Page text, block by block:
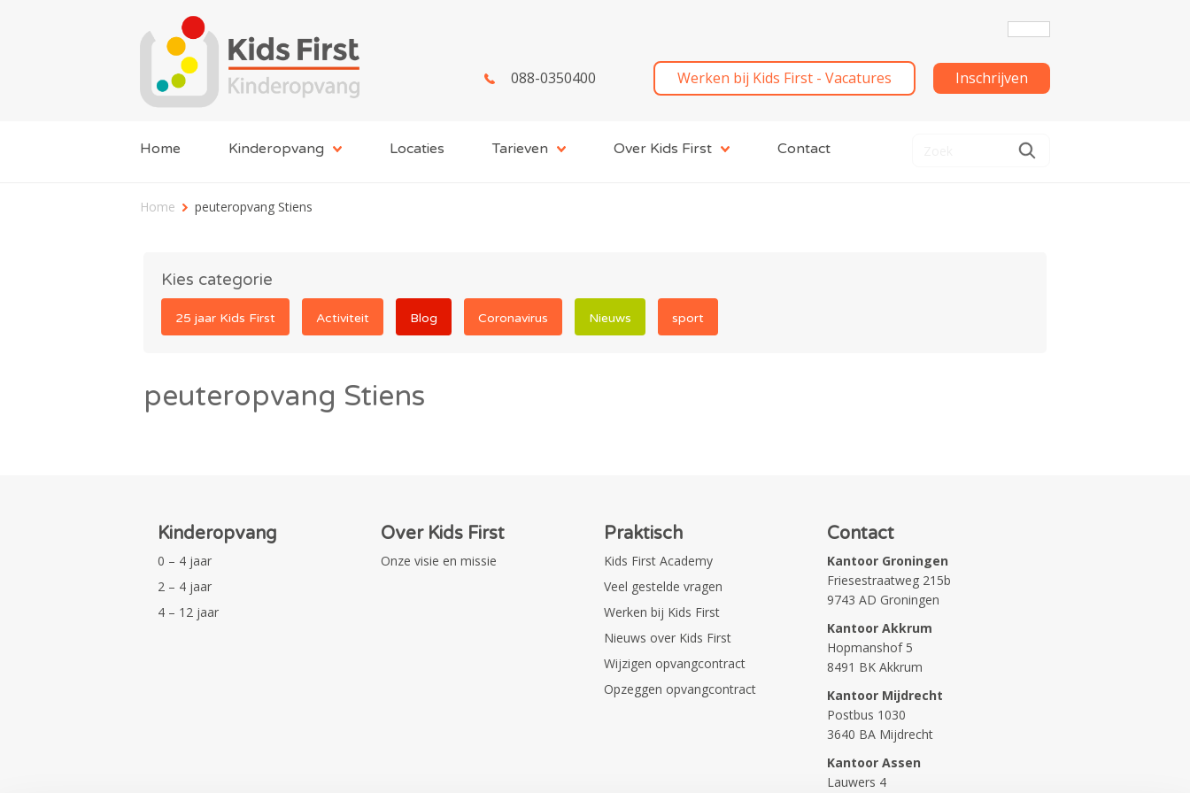
088-0350400 Werken bij Kids First - Vacatures Inschrijven
Home Kinderopvang Locaties Tarieven Over Kids First Contact
Home peuteropvang Stiens
Kies categorie
25 jaar Kids First Activiteit Blog Coronavirus Nieuws sport
peuteropvang Stiens
Kinderopvang
0 – 4 jaar
2 – 4 jaar
4 – 12 jaar
Over Kids First
Onze visie en missie
Praktisch
Kids First Academy
Veel gestelde vragen
Werken bij Kids First
Nieuws over Kids First
Wijzigen opvangcontract
Opzeggen opvangcontract
Contact
Kantoor Groningen
Friesestraatweg 215b
9743 AD Groningen
Kantoor Akkrum
Hopmanshof 5
8491 BK Akkrum
Kantoor Mijdrecht
Postbus 1030
3640 BA Mijdrecht
Kantoor Assen
Lauwers 4